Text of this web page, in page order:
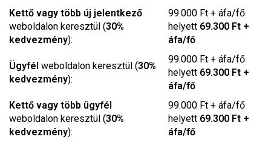
Kettő vagy több új jelentkező
weboldalon keresztül (30%
kedvezmény):
99.000 Ft + áfa/fő
helyett 69.300 Ft +
áfa/fő
Ügyfél weboldalon keresztül (30%
kedvezmény):
99.000 Ft + áfa/fő
helyett 69.300 Ft +
áfa/fő
Kettő vagy több ügyfél
weboldalon keresztül (30%
kedvezmény):
99.000 Ft + áfa/fő
helyett 69.300 Ft +
áfa/fő